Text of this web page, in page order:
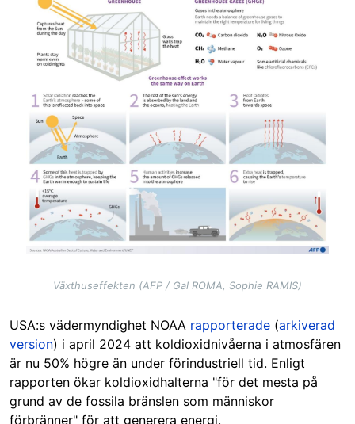
Växthuseffekten (AFP / Gal ROMA, Sophie RAMIS)
USA:s vädermyndighet NOAA rapporterade (arkiverad
version) i april 2024 att koldioxidnivåerna i atmosfären
är nu 50% högre än under förindustriell tid. Enligt
rapporten ökar koldioxidhalterna "för det mesta på
grund av de fossila bränslen som människor
förbränner" för att generera energi.